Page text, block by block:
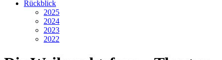
Rückblick
2025
2024
2023
2022